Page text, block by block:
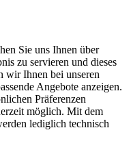
Sie uns Ihnen über
zu servieren und dieses
wir Ihnen bei unseren
Angebote anzeigen.
Präferenzen
möglich. Mit dem
lediglich technisch